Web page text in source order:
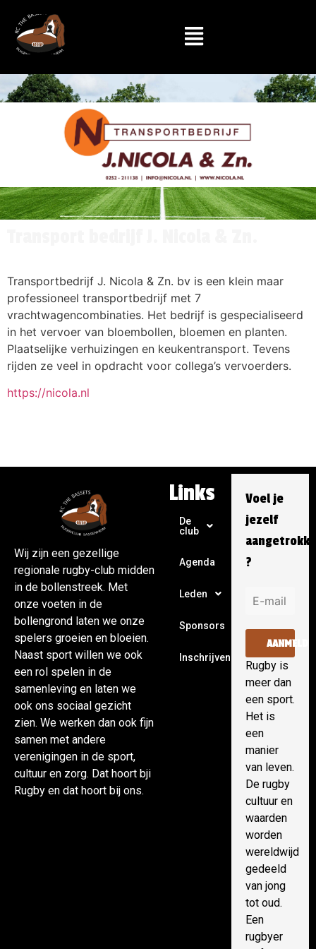
Transportbedrijf J. Nicola & Zn. bv is een klein maar
professioneel transportbedrijf met 7
vrachtwagencombinaties. Het bedrijf is gespecialiseerd
in het vervoer van bloembollen, bloemen en planten.
Plaatselijke verhuizingen en keukentransport. Tevens
rijden ze veel in opdracht voor collega’s vervoerders.
https://nicola.nl
Wij zijn een gezellige
regionale rugby-club midden
in de bollenstreek. Met
onze voeten in de
bollengrond laten we onze
spelers groeien en bloeien.
Naast sport willen we ook
een rol spelen in de
samenleving en laten we
ook ons sociaal gezicht
zien. We werken dan ook fijn
samen met andere
verenigingen in de sport,
cultuur en zorg. Dat hoort bji
Rugby en dat hoort bij ons.
Links
De
club
Agenda
Leden
Sponsors
Inschrijven
Voel je
jezelf
?
Rugby is
meer dan
een sport.
Het is
een
manier
van leven.
De rugby
cultuur en
waarden
worden
wereldwijd
gedeeld
van jong
tot oud.
Een
rugbyer